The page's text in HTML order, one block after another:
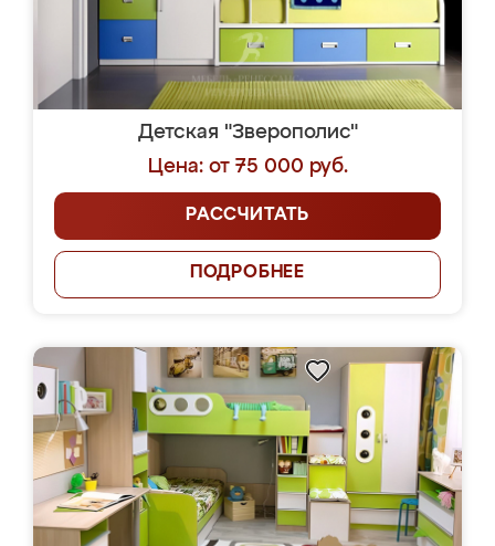
Детская "Зверополис"
Цена: от 75 000 руб.
РАССЧИТАТЬ
ПОДРОБНЕЕ